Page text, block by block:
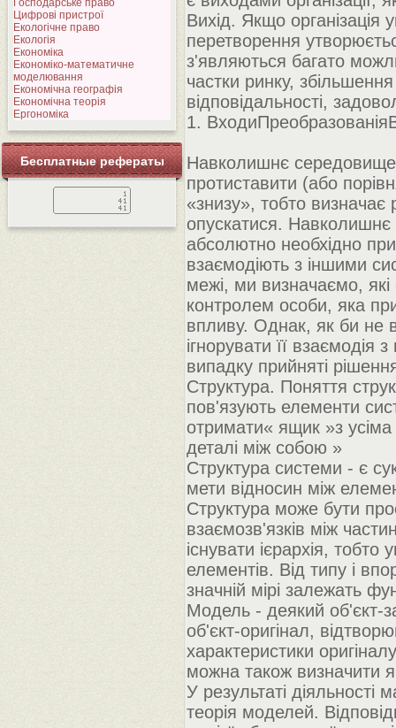
Господарське право
Цифрові пристрої
Екологічне право
Екологія
Економіка
Економіко-математичне
моделювання
Економічна географія
Економічна теорія
Ергономіка
Бесплатные рефераты
Вихід. Якщо організація
перетворення
з'являються багато
частки ринку, збільшення
відповідальності,
1.
Навколишнє
протиставити (або
«знизу», тобто визначає
опускатися.
абсолютно необхідно
взаємодіють з іншими
межі, ми визначаємо,
контролем особи, яка
впливу. Однак, як би не
ігнорувати її
випадку прийняті
Структура. Поняття
пов'язують елементи
отримати« ящик »з
деталі між собою »
Структура системи - є
мети відносин між
Структура може бути
взаємозв'язків між
існувати ієрархія, тобто
елементів. Від типу і
значній мірі залежать
Модель - деякий об'єкт-
об'єкт-оригінал,
характеристики
можна також визначити
У результаті діяльності
теорія моделей.